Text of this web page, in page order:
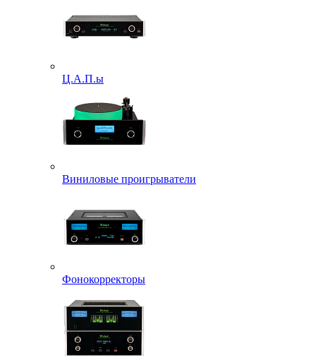
Ц.А.П.ы
Виниловые проигрыватели
Фонокорректоры